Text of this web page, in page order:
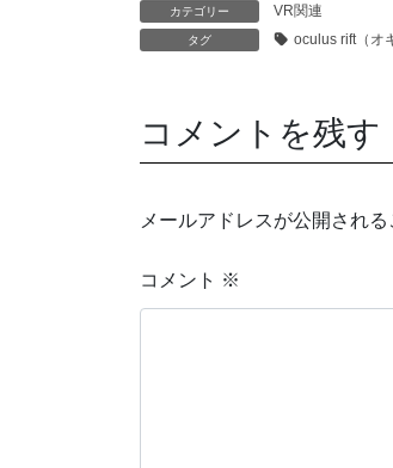
カテゴリー VR関連
タグ oculus rift（オ
コメントを残す
メールアドレスが公開される
コメント ※